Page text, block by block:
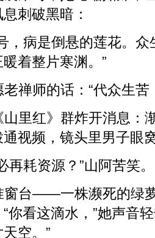
刺破黑暗：
，病是倒悬的莲花。众
着整片寒渊。”
禅师的话：“代众生苦
里红》群炸开消息：
视频，镜头里男子眼
耗资源？”山阿苦笑。
台——一株濒死的绿
你看这滴水，”她声音
空。”